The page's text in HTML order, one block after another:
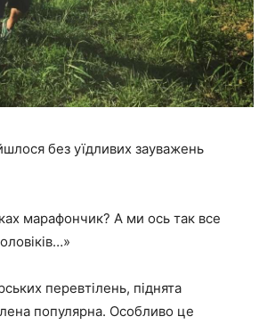
без уїдливих зауважень
марафончик? А ми ось так все
перевтілень, піднята
популярна. Особливо це